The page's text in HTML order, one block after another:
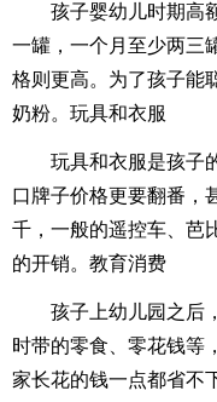
孩子婴幼儿时期高
一罐，一个月至少两三
格则更高。为了孩子能
奶粉。玩具和衣服
玩具和衣服是孩子
口牌子价格更要翻番，
千，一般的遥控车、芭
的开销。教育消费
孩子上幼儿园之后
时带的零食、零花钱等
家长花的钱一点都省不